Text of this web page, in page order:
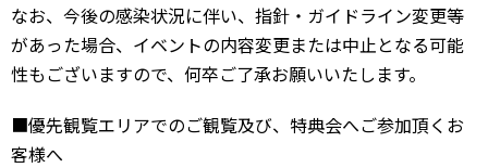
なお、今後の感染状況に伴い、指針・ガイドライン変更等
があった場合、イベントの内容変更または中止となる可能
性もございますので、何卒ご了承お願いいたします。
■優先観覧エリアでのご観覧及び、特典会へご参加頂くお
客様へ